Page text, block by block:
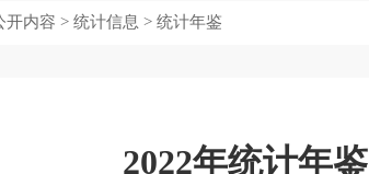
开内容 > 统计信息 > 统计年鉴
2022年统计年鉴